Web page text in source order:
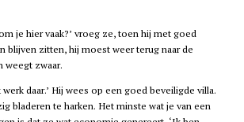
je hier vaak?’ vroeg ze, toen hij met goed
blijven zitten, hij moest weer terug naar de
weegt zwaar.
werk daar.’ Hij wees op een goed beveiligde villa.
bladeren te harken. Het minste wat je van een